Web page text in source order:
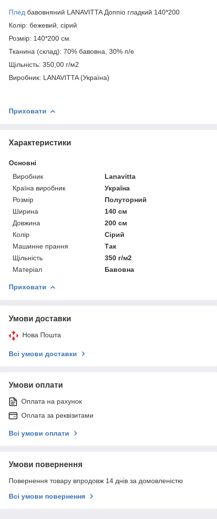
Плед бавовняний LANAVITTA Доппіо гладкий 140*200
Колір: бежевий, сірий
Розмір: 140*200 см.
Тканина (склад): 70% бавовна, 30% п/е
Щільність: 350,00 г/м2
Виробник: LANAVITTA (Україна)
Приховати
Характеристики
Основні
Виробник
Lanavitta
Країна виробник
Україна
Розмір
Полуторний
Ширина
140 см
Довжина
200 см
Колір
Сірий
Машинне прання
Так
Щільність
350 г/м2
Матеріал
Бавовна
Приховати
Умови доставки
Нова Пошта
Всі умови доставки
Умови оплати
Оплата на рахунок
Оплата за реквізитами
Всі умови оплати
Умови повернення
Повернення товару впродовж 14 днів за домовленістю
Всі умови повернення